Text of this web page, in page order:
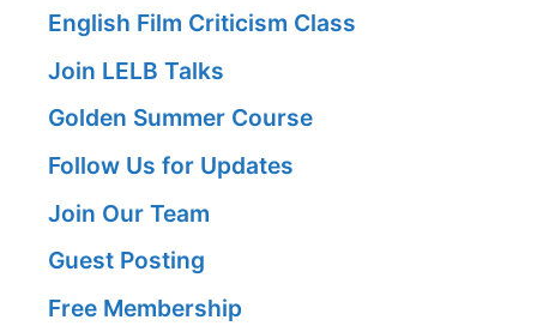
English Film Criticism Class
Join LELB Talks
Golden Summer Course
Follow Us for Updates
Join Our Team
Guest Posting
Free Membership